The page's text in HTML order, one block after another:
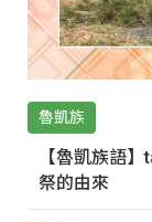
魯凱族
【魯凱族語
祭的由來